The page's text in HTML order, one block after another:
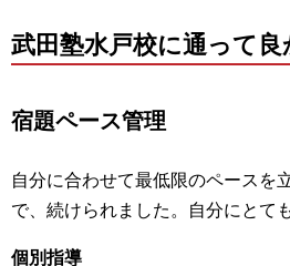
武田塾水戸校に通って
宿題ペース管理
自分に合わせて最低限のペースを
で、続けられました。自分にとて
個別指導